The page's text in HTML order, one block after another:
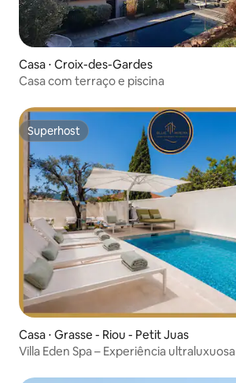
Casa ⋅ Croix-des-Gardes
Casa com terraço e piscina
Superhost
Superhost
Casa ⋅ Grasse - Riou - Petit Juas
Villa Eden Spa – Experiência ultraluxuosa